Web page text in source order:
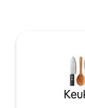
van openbaar
om vrij te